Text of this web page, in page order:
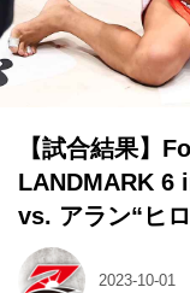
【試合結果】
LANDMARK 6
vs. アラン“ヒ
2023-10-01